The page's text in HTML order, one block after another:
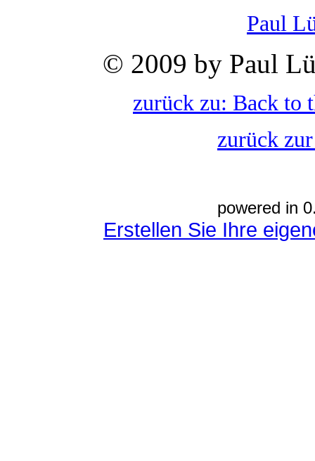
Paul
© 2009 by Paul
zurück zu: Back to
zurück
powered in
Erstellen Sie Ihre